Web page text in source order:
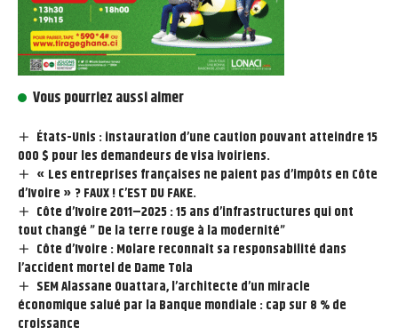
Vous pourriez aussi aimer
États-Unis : instauration d’une caution pouvant atteindre 15
000 $ pour les demandeurs de visa ivoiriens.
« Les entreprises françaises ne paient pas d’impôts en Côte
d’Ivoire » ? FAUX ! C’EST DU FAKE.
Côte d’Ivoire 2011–2025 : 15 ans d’infrastructures qui ont
tout changé ” De la terre rouge à la modernité”
Côte d’Ivoire : Molare reconnaît sa responsabilité dans
l’accident mortel de Dame Tola
SEM Alassane Ouattara, l’architecte d’un miracle
économique salué par la Banque mondiale : cap sur 8 % de
croissance